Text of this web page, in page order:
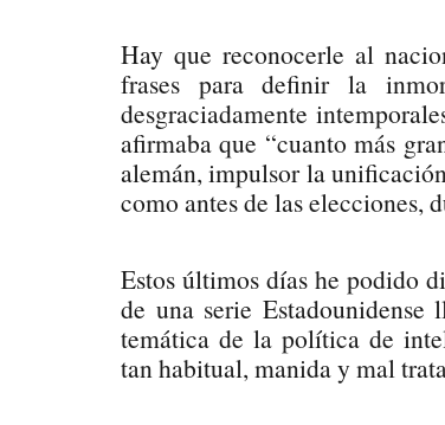
Hay que reconocerle al
frases para definir la
desgraciadamente
afirmaba que “cuanto más
alemán, impulsor la
como antes de las elecciones,
Estos últimos días he podido
de una serie
temática de la política de
tan habitual, manida y mal